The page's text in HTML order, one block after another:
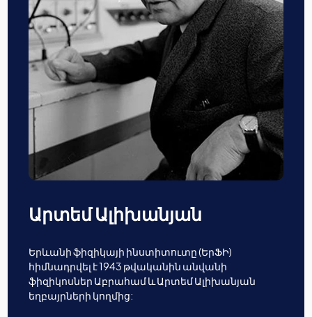
Արտեմ Ալիխանյան
Երևանի ֆիզիկայի ինստիտուտը (ԵրՖԻ)
հիմնադրվել է 1943 թվականին անվանի
ֆիզիկոսներ Աբրահամ և Արտեմ Ալիխանյան
եղբայրների կողմից: